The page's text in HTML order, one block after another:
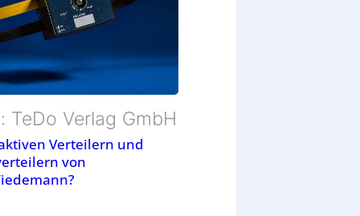
TeDo Verlag GmbH
Verteilern und
von